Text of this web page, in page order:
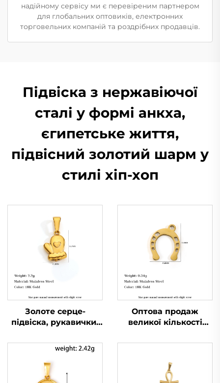
надійному сервісу ми є перевіреним партнером
для глобальних оптовиків, електронних
торговельних компаній та роздрібних продавців.
Підвіска з нержавіючої
сталі у формі анкха,
єгипетське життя,
підвісний золотий шарм у
стилі хіп-хоп
Золоте серце-
підвіска, рукавички-
самостійного
виготовлення
прикрас, виробник
Оптова продаж
великої кількості
талисманів удачі, з
прикраси